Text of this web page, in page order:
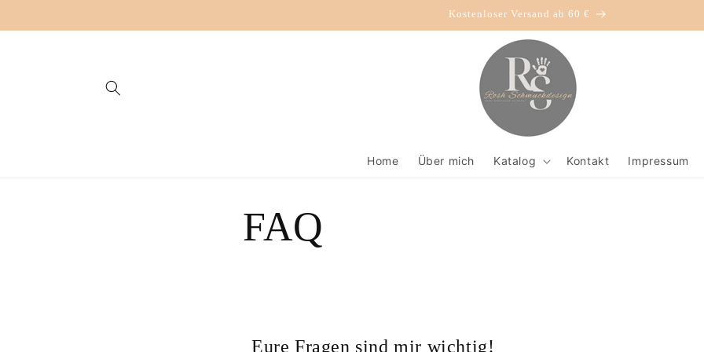
Inhalt
Kostenloser Versand ab 60 €
Home Über mich Katalog Kontakt Impressum
FAQ
Eure Fragen sind mir wichtig!